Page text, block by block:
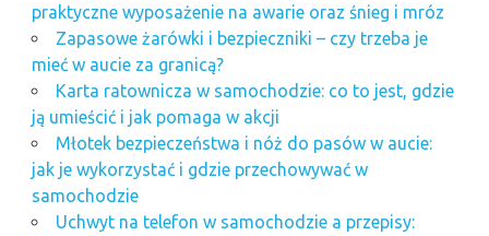
praktyczne wyposażenie na awarie oraz śnieg i mróz
Zapasowe żarówki i bezpieczniki – czy trzeba je
mieć w aucie za granicą?
Karta ratownicza w samochodzie: co to jest, gdzie
ją umieścić i jak pomaga w akcji
Młotek bezpieczeństwa i nóż do pasów w aucie:
jak je wykorzystać i gdzie przechowywać w
samochodzie
Uchwyt na telefon w samochodzie a przepisy: